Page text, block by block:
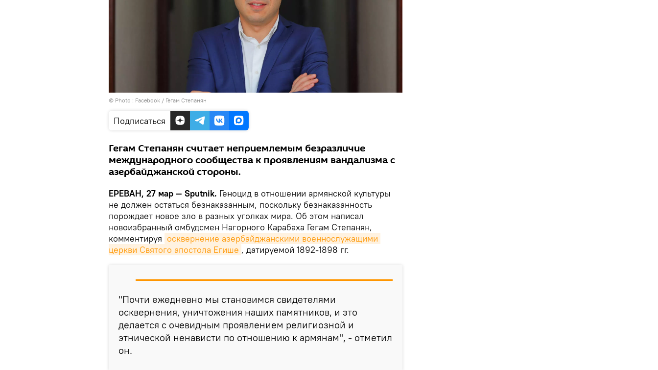
© Photo : Facebook / Гегам Степанян
Подписаться
Гегам Степанян считает неприемлемым безразличие
международного сообщества к проявлениям вандализма с
азербайджанской стороны.
ЕРЕВАН, 27 мар — Sputnik. Геноцид в отношении армянской культуры
не должен остаться безнаказанным, поскольку безнаказанность
порождает новое зло в разных уголках мира. Об этом написал
новоизбранный омбудсмен Нагорного Карабаха Гегам Степанян,
комментируя осквернение азербайджанскими военнослужащими
церкви Святого апостола Егише , датируемой 1892-1898 гг.
"Почти ежедневно мы становимся свидетелями
осквернения, уничтожения наших памятников, и это
делается с очевидным проявлением религиозной и
этнической ненависти по отношению к армянам", - отметил
он.